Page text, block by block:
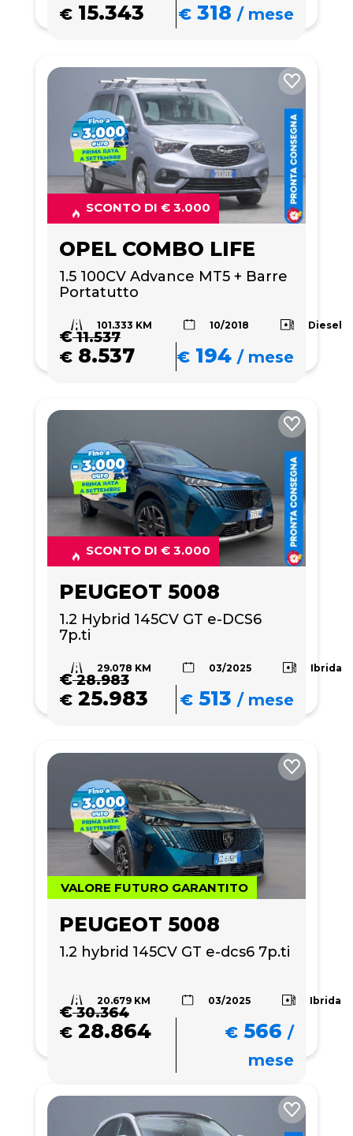
€ 15.343 € 318 /mese
SCONTO DI € 3.000
OPEL COMBO LIFE
1.5 100CV Advance MT5 + Barre
Portatutto
101.333 KM 10/2018 Diesel
€11.537
€ 8.537 € 194 /mese
SCONTO DI € 3.000
PEUGEOT 5008
1.2 Hybrid 145CV GT e-DCS6
7p.ti
29.078 KM 03/2025 Ibrida
€28.983
€ 25.983 € 513 /mese
VALORE FUTURO GARANTITO
PEUGEOT 5008
1.2 hybrid 145CV GT e-dcs6 7p.ti
20.679 KM 03/2025 Ibrida
€30.364
€ 28.864 € 566 /
mese